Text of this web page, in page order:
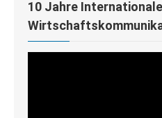
10 Jahre